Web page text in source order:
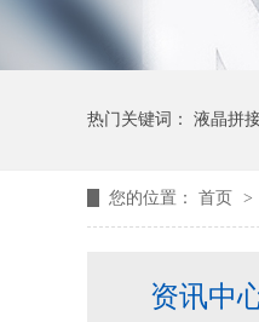
热门关键词： 液晶拼
您的位置： 首页 >
资讯中